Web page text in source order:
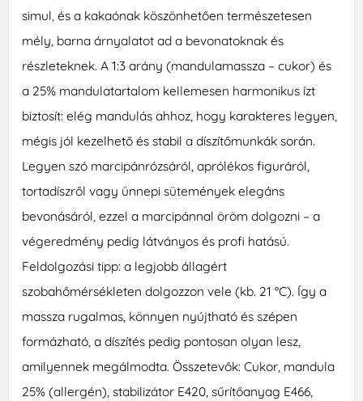
simul, és a kakaónak köszönhetően természetesen
mély, barna árnyalatot ad a bevonatoknak és
részleteknek. A 1:3 arány (mandulamassza – cukor) és
a 25% mandulatartalom kellemesen harmonikus ízt
biztosít: elég mandulás ahhoz, hogy karakteres legyen,
mégis jól kezelhető és stabil a díszítőmunkák során.
Legyen szó marcipánrózsáról, aprólékos figuráról,
tortadíszről vagy ünnepi sütemények elegáns
bevonásáról, ezzel a marcipánnal öröm dolgozni – a
végeredmény pedig látványos és profi hatású.
Feldolgozási tipp: a legjobb állagért
szobahőmérsékleten dolgozzon vele (kb. 21 °C). Így a
massza rugalmas, könnyen nyújtható és szépen
formázható, a díszítés pedig pontosan olyan lesz,
amilyennek megálmodta. Összetevők: Cukor, mandula
25% (allergén), stabilizátor E420, sűrítőanyag E466,